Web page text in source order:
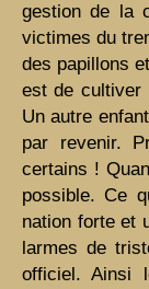
gestion de la
victimes du
des papillons
est de cultiver
Un autre
par revenir.
certains !
possible. Ce
nation forte et
larmes de
officiel. Ainsi